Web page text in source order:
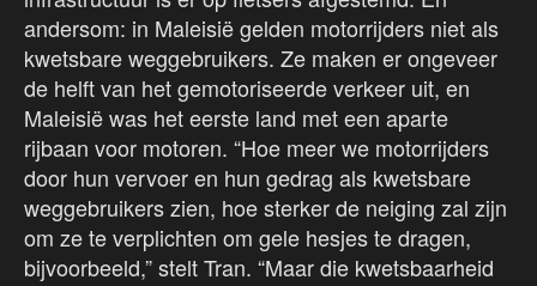
andersom: in Maleisië gelden motorrijders niet als
kwetsbare weggebruikers. Ze maken er ongeveer
de helft van het gemotoriseerde verkeer uit, en
Maleisië was het eerste land met een aparte
rijbaan voor motoren. “Hoe meer we motorrijders
door hun vervoer en hun gedrag als kwetsbare
weggebruikers zien, hoe sterker de neiging zal zijn
om ze te verplichten om gele hesjes te dragen,
bijvoorbeeld,” stelt Tran. “Maar die kwetsbaarheid